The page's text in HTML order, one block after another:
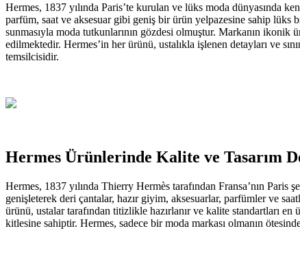
Hermes, 1837 yılında Paris’te kurulan ve lüks moda dünyasında
parfüm, saat ve aksesuar gibi geniş bir ürün yelpazesine sahip lüks
sunmasıyla moda tutkunlarının gözdesi olmuştur. Markanın
edilmektedir. Hermes’in her ürünü, ustalıkla işlenen detayları ve
temsilcisidir.
Hermes Ürünlerinde Kalite ve Tasarım
Hermes, 1837 yılında Thierry Hermès tarafından Fransa’nın
genişleterek deri çantalar, hazır giyim, aksesuarlar, parfümler ve
ürünü, ustalar tarafından titizlikle hazırlanır ve kalite standartları
kitlesine sahiptir. Hermes, sadece bir moda markası olmanın